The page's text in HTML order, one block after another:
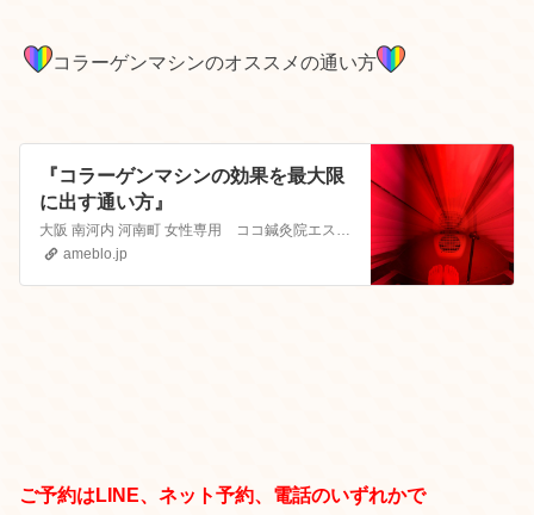
コラーゲンマシンのオススメの通い方
『コラーゲンマシンの効果を最大限
に出す通い方』
大阪 南河内 河南町 女性専用 ココ鍼灸院エステサロン美容鍼灸師のここちゃんです。 ここちゃんってどんな人はこちらから ここちゃんプロフィール 2019 …
ameblo.jp
ご予約はLINE、ネット予約、電話のいずれかで